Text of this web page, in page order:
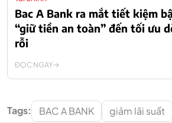
Bac A Bank ra mắt tiết kiệm
“giữ tiền an toàn” đến tối ưu
rỗi
ĐỌC NGAY
Tags: BAC A BANK giảm lãi suất